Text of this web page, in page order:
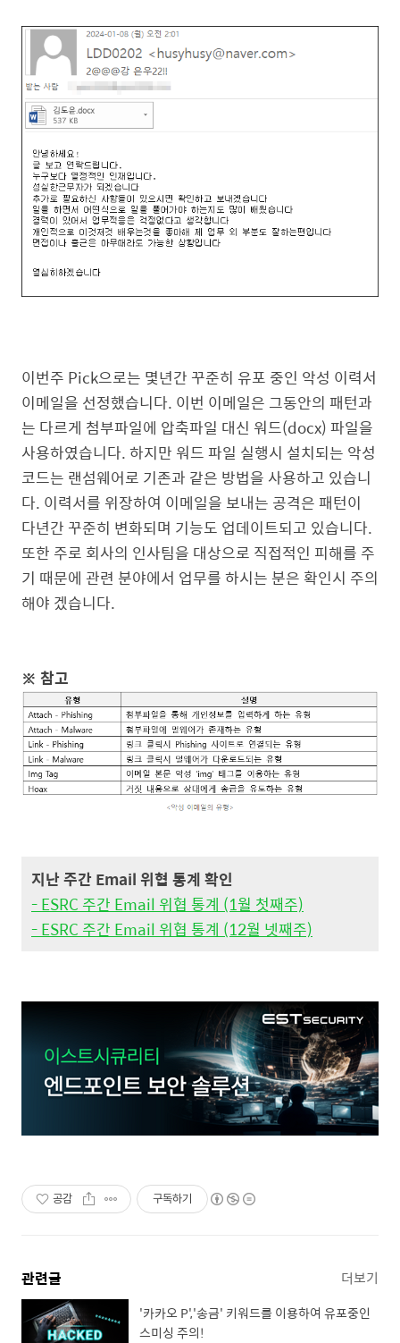
이번주 Pick으로는 몇년간 꾸준히 유포 중인 악성 이력서
이메일을 선정했습니다. 이번 이메일은 그동안의 패턴과
는 다르게 첨부파일에 압축파일 대신 워드(docx) 파일을
사용하였습니다. 하지만 워드 파일 실행시 설치되는 악성
코드는 랜섬웨어로 기존과 같은 방법을 사용하고 있습니
다. 이력서를 위장하여 이메일을 보내는 공격은 패턴이
다년간 꾸준히 변화되며 기능도 업데이트되고 있습니다.
또한 주로 회사의 인사팀을 대상으로 직접적인 피해를 주
기 때문에 관련 분야에서 업무를 하시는 분은 확인시 주의
해야 겠습니다.
※ 참고
지난 주간 Email 위협 통계 확인
- ESRC 주간 Email 위협 통계 (1월 첫째주)
- ESRC 주간 Email 위협 통계 (12월 넷째주)
공감 구독하기
관련글 더보기
'카카오 P','송금' 키워드를 이용하여 유포중인
스미싱 주의!